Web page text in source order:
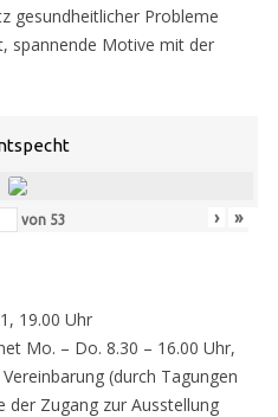
gesundheitlicher Probleme
spannende Motive mit der
von 53 › »
19.00 Uhr
Mo. – Do. 8.30 – 16.00 Uhr,
(durch Tagungen
der Zugang zur Ausstellung